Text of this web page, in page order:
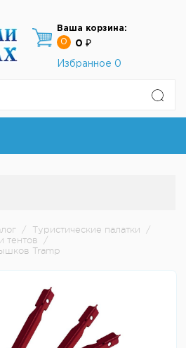
Ваша корзина:
0
0 ₽
Избранное 0
/ Туристические палатки
/
тентов
/
Tramp